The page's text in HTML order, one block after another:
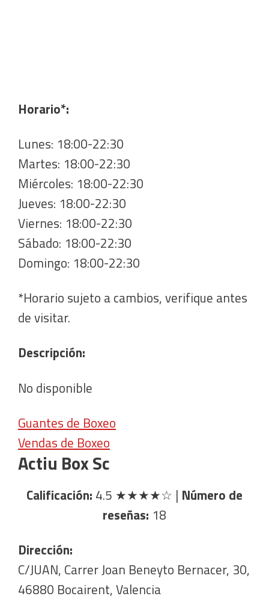
Horario*:
Lunes: 18:00-22:30
Martes: 18:00-22:30
Miércoles: 18:00-22:30
Jueves: 18:00-22:30
Viernes: 18:00-22:30
Sábado: 18:00-22:30
Domingo: 18:00-22:30
*Horario sujeto a cambios, verifique antes
de visitar.
Descripción:
No disponible
Guantes de Boxeo
Vendas de Boxeo
Actiu Box Sc
Calificación: 4.5 ★★★★☆ | Número de
reseñas: 18
Dirección:
C/JUAN, Carrer Joan Beneyto Bernacer, 30,
46880 Bocairent, Valencia